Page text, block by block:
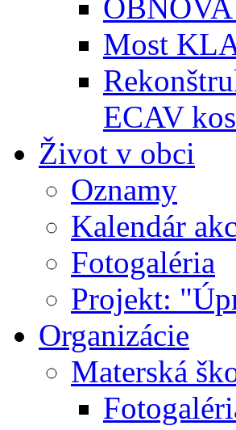
Most
ECAV
Život v obci
Oznamy
Kalendár
Fotogaléria
Projekt:
Organizácie
Materská